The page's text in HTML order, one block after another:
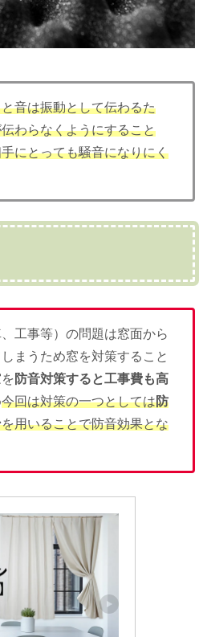
音は振動として伝わるた
わらなくようにすること
にとっても騒音になりにく
工事等）の問題は窓面から
まうため窓を対策すること
防音対策すると工事費も高
今回は対策の一つとしては防
を用いることで防音効果とな